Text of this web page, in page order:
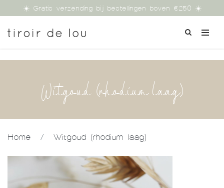
☀️ Gratis verzending bij bestellingen boven €250 ☀️
Witgoud (rhodium laag)
Home / Witgoud (rhodium laag)